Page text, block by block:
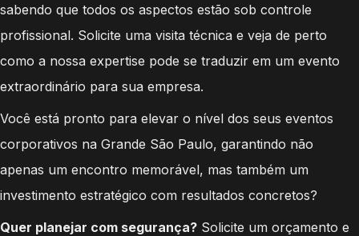
sabendo que todos os aspectos estão sob controle
profissional. Solicite uma visita técnica e veja de perto
como a nossa expertise pode se traduzir em um evento
extraordinário para sua empresa.
Você está pronto para elevar o nível dos seus eventos
corporativos na Grande São Paulo, garantindo não
apenas um encontro memorável, mas também um
investimento estratégico com resultados concretos?
Quer planejar com segurança? Solicite um orçamento e